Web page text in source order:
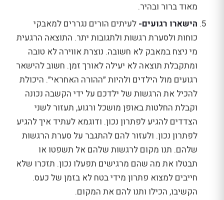
מאוד ברור ובהיר.
הישארו רגועים- לעיתים הורים נגררים למאבקי
כוחות ולסערת רגשות ולתגובות יתר. התוצאה הרגעית
מי ניצח במאבק לא חשובה. נוצרת אווירה לא טובה
ומתקבלת תוצאה לא יעילה לאורך זמן. חשוב להישאר
רגועים מול הילדים ולהיות ״ההורה האחראי״. היכולת
להכיל את הרגשות של ילדכם על ידי הקשבה נכונה
וקבלת החלטות באופן מושכל ורגוע, תעזור לשני
הצדדים להגיע לפתרון נכון. ודוגמא לעתיד איך להגיע
לפתרון נכון. ולעזור להם להתגבר על סערת הרגשות
שלהם. תנו מקום לרגשות שלהם אל תשפטו או
תבטלו את מה שהם מרגישים תפעלו נכון. תזכרו שלא
חייבים למצוא פתרון מידי בטח לא בזמן של כעס.
הקשיבו, הכילו ותנו להם את המקום.